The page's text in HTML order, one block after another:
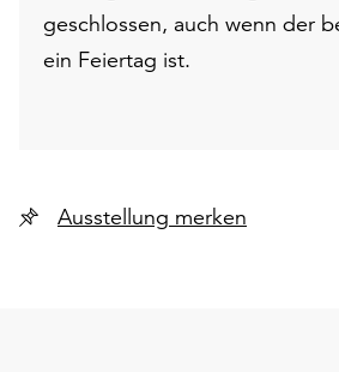
geschlossen, auch wenn der
ein Feiertag ist.
Ausstellung merken